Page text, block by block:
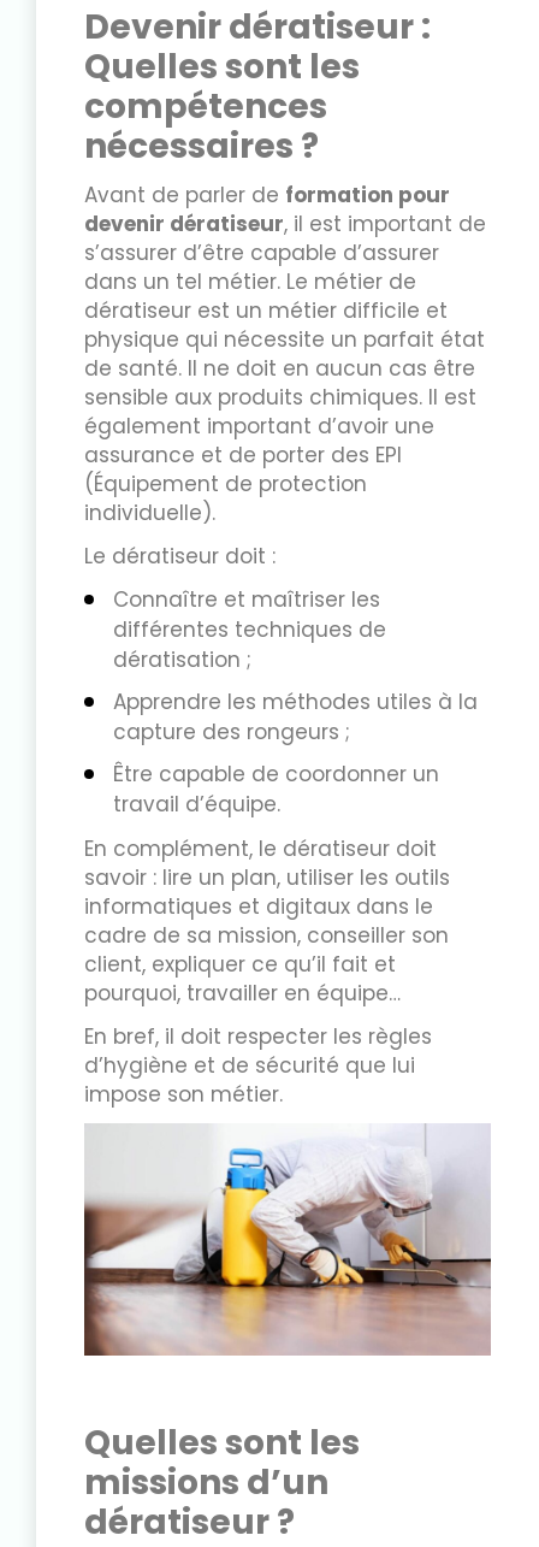
Devenir dératiseur :
Quelles sont les
compétences
nécessaires ?
Avant de parler de formation pour
devenir dératiseur, il est important de
s’assurer d’être capable d’assurer
dans un tel métier. Le métier de
dératiseur est un métier difficile et
physique qui nécessite un parfait état
de santé. Il ne doit en aucun cas être
sensible aux produits chimiques. Il est
également important d’avoir une
assurance et de porter des EPI
(Équipement de protection
individuelle).
Le dératiseur doit :
Connaître et maîtriser les
différentes techniques de
dératisation ;
Apprendre les méthodes utiles à la
capture des rongeurs ;
Être capable de coordonner un
travail d’équipe.
En complément, le dératiseur doit
savoir : lire un plan, utiliser les outils
informatiques et digitaux dans le
cadre de sa mission, conseiller son
client, expliquer ce qu’il fait et
pourquoi, travailler en équipe…
En bref, il doit respecter les règles
d’hygiène et de sécurité que lui
impose son métier.
Quelles sont les
missions d’un
dératiseur ?